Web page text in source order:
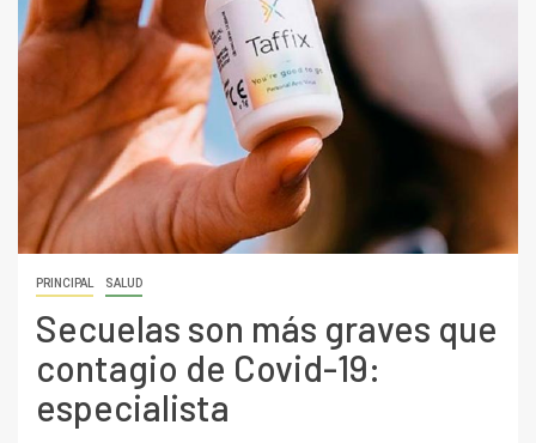
PRINCIPAL SALUD
Secuelas son más graves que
contagio de Covid-19:
especialista